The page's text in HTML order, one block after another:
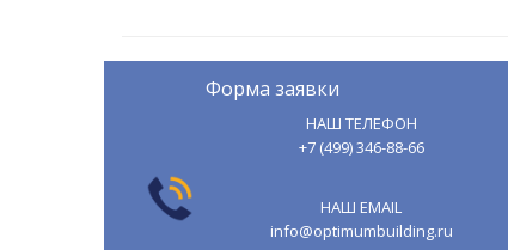
Форма заявки
НАШ ТЕЛЕФОН
+7 (499) 346-88-66
НАШ EMAIL
info@optimumbuilding.ru